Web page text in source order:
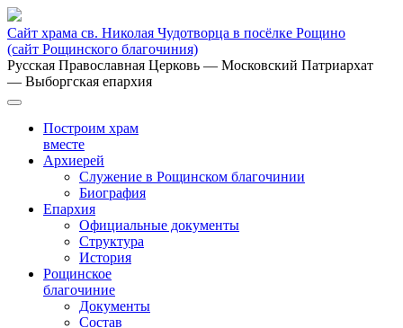
Сайт храма св. Николая Чудотворца в посёлке Рощино
(сайт Рощинского благочиния)
Русская Православная Церковь — Московский Патриархат
— Выборгская епархия
Построим храм
вместе
Архиерей
Служение в Рощинском благочинии
Биография
Епархия
Официальные документы
Структура
История
Рощинское
благочиние
Документы
Состав